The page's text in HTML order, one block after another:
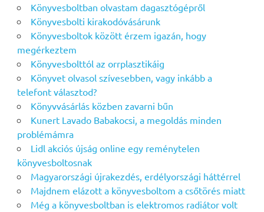
Könyvesboltban olvastam dagasztógépről
Könyvesbolti kirakodóvásárunk
Könyvesboltok között érzem igazán, hogy
megérkeztem
Könyvesbolttól az orrplasztikáig
Könyvet olvasol szívesebben, vagy inkább a
telefont választod?
Könyvvásárlás közben zavarni bűn
Kunert Lavado Babakocsi, a megoldás minden
problémámra
Lidl akciós újság online egy reménytelen
könyvesboltosnak
Magyarországi újrakezdés, erdélyországi háttérrel
Majdnem elázott a könyvesboltom a csőtörés miatt
Még a könyvesboltban is elektromos radiátor volt